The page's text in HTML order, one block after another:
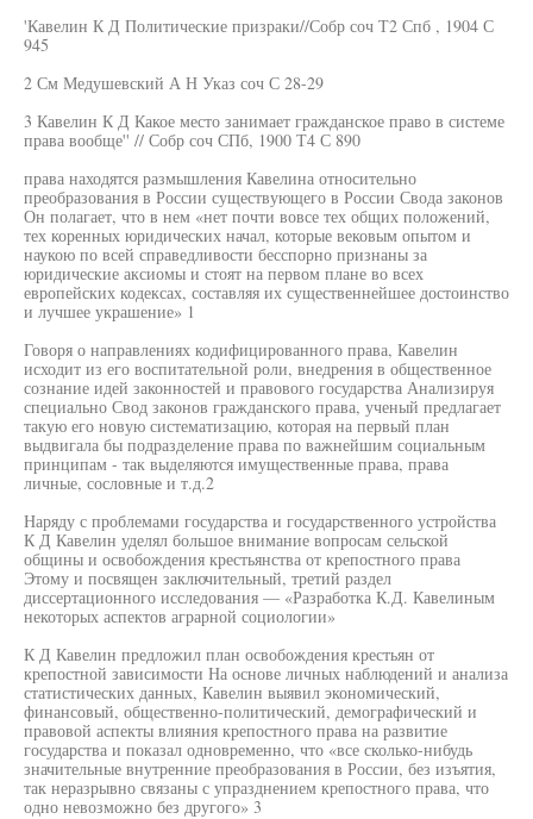
'Кавелин К Д Политические призраки//Собр соч Т2 Спб , 1904 С
945
2 См Медушевский А Н Указ соч С 28-29
3 Кавелин К Д Какое место занимает гражданское право в системе
права вообще'' // Собр соч СПб, 1900 Т4 С 890
права находятся размышления Кавелина относительно
преобразования в России существующего в России Свода законов
Он полагает, что в нем «нет почти вовсе тех общих положений,
тех коренных юридических начал, которые вековым опытом и
наукою по всей справедливости бесспорно признаны за
юридические аксиомы и стоят на первом плане во всех
европейских кодексах, составляя их существеннейшее достоинство
и лучшее украшение» 1
Говоря о направлениях кодифицированного права, Кавелин
исходит из его воспитательной роли, внедрения в общественное
сознание идей законностей и правового государства Анализируя
специально Свод законов гражданского права, ученый предлагает
такую его новую систематизацию, которая на первый план
выдвигала бы подразделение права по важнейшим социальным
принципам - так выделяются имущественные права, права
личные, сословные и т.д.2
Наряду с проблемами государства и государственного устройства
К Д Кавелин уделял большое внимание вопросам сельской
общины и освобождения крестьянства от крепостного права
Этому и посвящен заключительный, третий раздел
диссертационного исследования — «Разработка К.Д. Кавелиным
некоторых аспектов аграрной социологии»
К Д Кавелин предложил план освобождения крестьян от
крепостной зависимости На основе личных наблюдений и анализа
статистических данных, Кавелин выявил экономический,
финансовый, общественно-политический, демографический и
правовой аспекты влияния крепостного права на развитие
государства и показал одновременно, что «все сколько-нибудь
значительные внутренние преобразования в России, без изъятия,
так неразрывно связаны с упразднением крепостного права, что
одно невозможно без другого» 3